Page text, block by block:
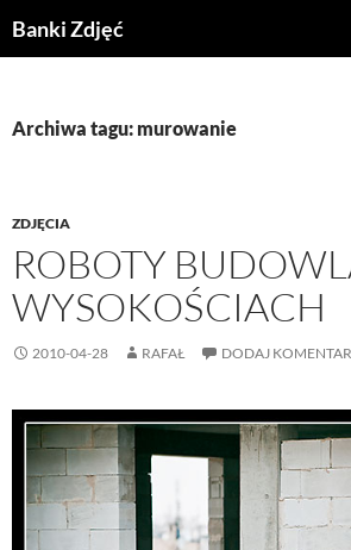
doBanki Zdjęć
Archiwa tagu: murowanie
ZDJĘCIA
ROBOTY
WYSOKOŚCIACH
2010-04-28 RAFAŁ DODAJ